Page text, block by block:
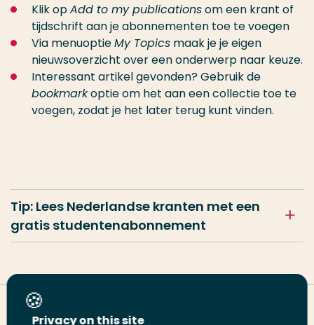
Klik opAdd to my publicationsom een krant of
tijdschrift aan je abonnementen toe te voegen
Via menuoptieMy Topics maak je je eigen
nieuwsoverzicht over een onderwerp naar keuze.
Interessant artikel gevonden? Gebruik de
bookmarkoptie om het aan een collectie toe te
voegen, zodat je het later terug kunt vinden.
Tip: Lees Nederlandse kranten met een
gratis studentenabonnement
Deel deze pagina
Privacy on this site